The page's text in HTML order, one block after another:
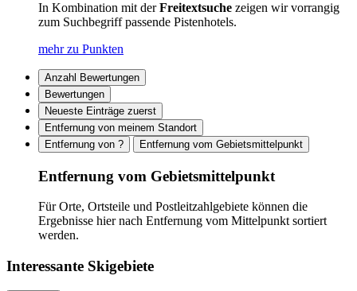
In Kombination mit derFreitextsuche zeigen wir vorrangig
zum Suchbegriff passende Pistenhotels.
mehr zu Punkten
Anzahl Bewertungen
Bewertungen
Neueste Einträge zuerst
Entfernung von meinem Standort
Entfernung von ?
Entfernung vom Gebietsmittelpunkt
Entfernung vom Gebietsmittelpunkt
Für Orte, Ortsteile und Postleitzahlgebiete können die
Ergebnisse hier nach Entfernung vom Mittelpunkt sortiert
werden.
Interessante Skigebiete